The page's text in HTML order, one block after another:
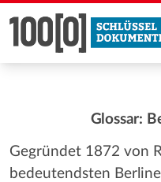
Glossar:
Gegründet 1872 von
bedeutendsten